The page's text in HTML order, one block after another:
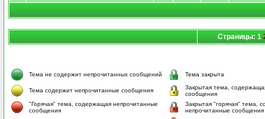
Страницы: 1
Тема не содержит непрочитанных сообщений Тема закрыта
Тема содержит непрочитанные сообщения
Закрытая тема,
сообщения
"Горячая" тема, содержащая непрочитанные
сообщения
Закрытая "горячая" тема,
непрочитанные сообщения